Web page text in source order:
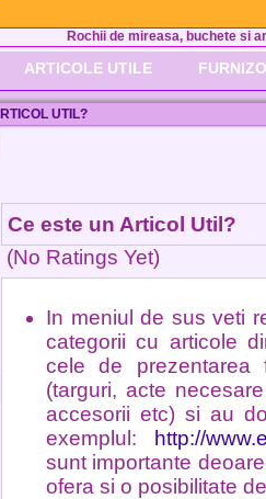
Rochii de mireasa, buchete si
ARTICOLE UTILE
UTIL?
Ce este un Articol Util?
(No Ratings Yet)
In meniul de sus veti
categorii cu articole
cele de prezentarea
(targuri, acte
accesorii etc) si au
exemplul:
http://
sunt importante
ofera si o posibilitate